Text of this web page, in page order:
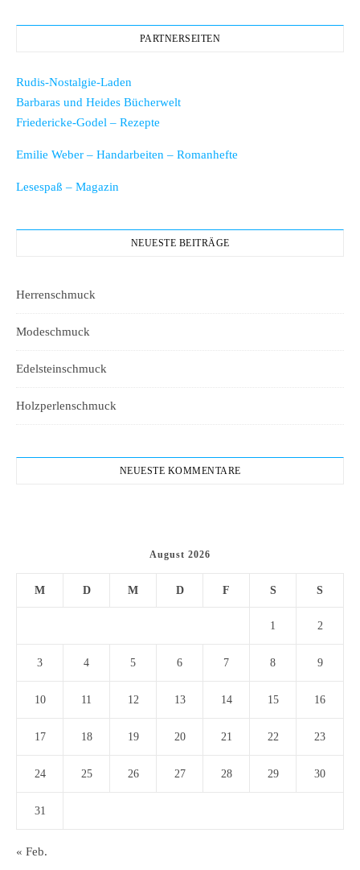
PARTNERSEITEN
Rudis-Nostalgie-Laden
Barbaras und Heides Bücherwelt
Friedericke-Godel – Rezepte
Emilie Weber – Handarbeiten – Romanhefte
Lesespaß – Magazin
NEUESTE BEITRÄGE
Herrenschmuck
Modeschmuck
Edelsteinschmuck
Holzperlenschmuck
NEUESTE KOMMENTARE
August 2026
M D M D F S S
1 2
3 4 5 6 7 8 9
10 11 12 13 14 15 16
17 18 19 20 21 22 23
24 25 26 27 28 29 30
31
« Feb.